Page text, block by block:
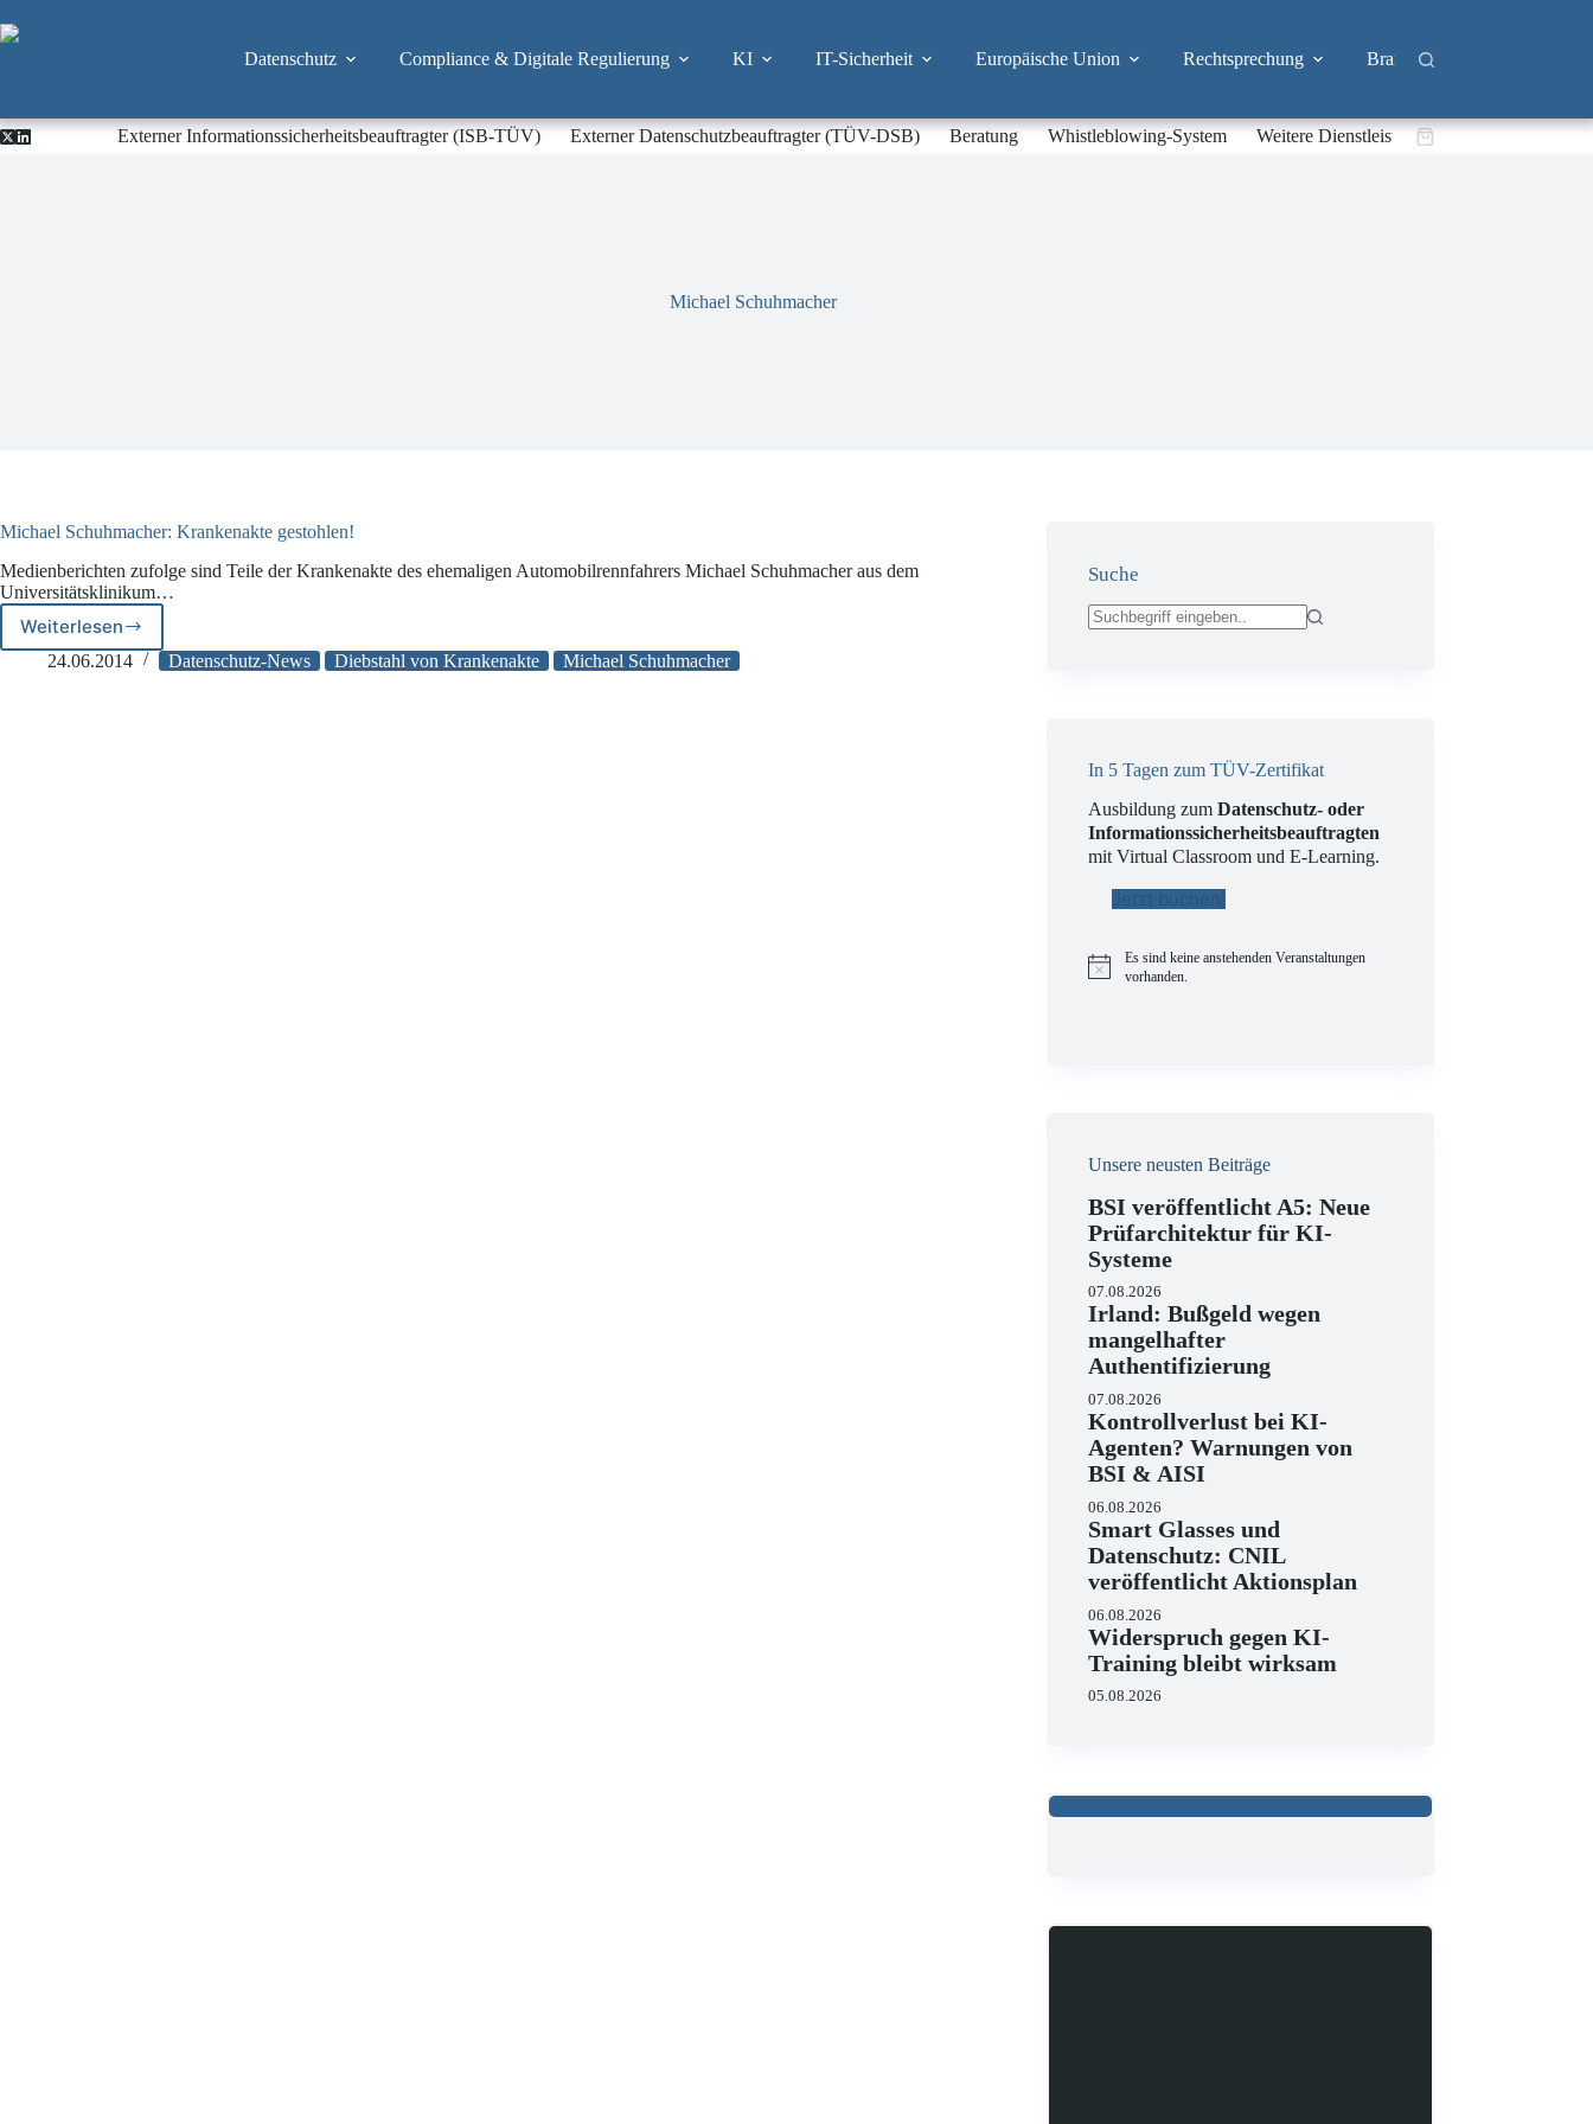
Inhalt
Datenschutz Compliance & Digitale Regulierung KI IT-Sicherheit Europäische Union Rechtsprechung Branchen
Externer Informationssicherheitsbeauftragter (ISB-TÜV) Externer Datenschutzbeauftragter (TÜV-DSB) Beratung Whistleblowing-System Weitere DienstleistungenWarenkorb
Michael Schuhmacher
Michael Schuhmacher: Krankenakte gestohlen!
Medienberichten zufolge sind Teile der Krankenakte des ehemaligen Automobilrennfahrers Michael Schuhmacher aus dem
Universitätsklinikum…
Weiterlesen
Michael
Schuhmacher:
24.06.2014 Datenschutz-News Diebstahl von Krankenakte Michael Schuhmacher
Suche
In 5 Tagen zum TÜV-Zertifikat
Ausbildung zumDatenschutz- oder
Informationssicherheitsbeauftragten
mit Virtual Classroom und E-Learning.
Jetzt buchen!
H
Es sind keine anstehenden Veranstaltungen
vorhanden.
Unsere neusten Beiträge
BSI veröffentlicht A5: Neue
Prüfarchitektur für KI-
Systeme
07.08.2026
Irland: Bußgeld wegen
mangelhafter
Authentifizierung
07.08.2026
Kontrollverlust bei KI-
Agenten? Warnungen von
BSI & AISI
06.08.2026
Smart Glasses und
Datenschutz: CNIL
veröffentlicht Aktionsplan
06.08.2026
Widerspruch gegen KI-
Training bleibt wirksam
05.08.2026